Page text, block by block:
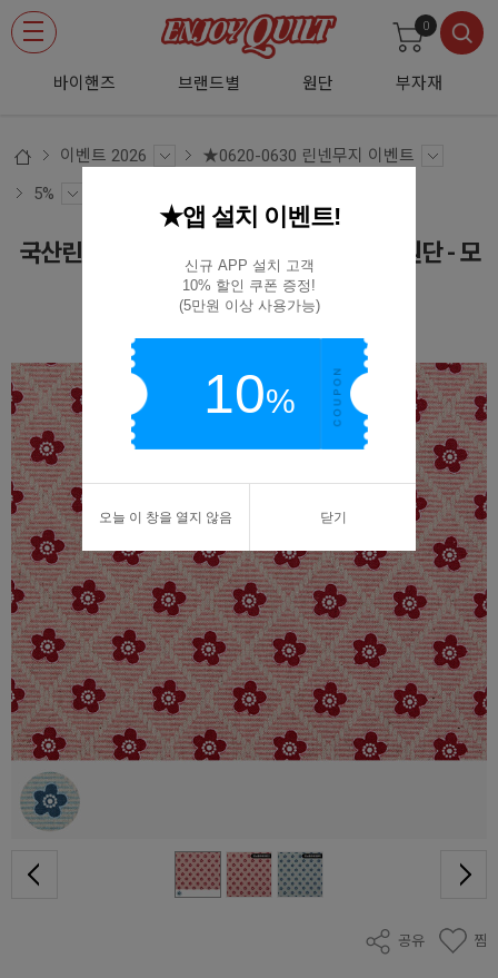
바이핸즈 브랜드별 원단 부자재
0
이벤트 2026
★0620-0630 린넨무지 이벤트
5%
국산린넨 대폭 린넨천 꽃무늬 퀼트 프린트원단 - 모
노플라워
공유 찜
★앱 설치 이벤트!
신규 APP 설치 고객
10% 할인 쿠폰 증정!
(5만원 이상 사용가능)
10%
오늘 이 창을 열지 않음 닫기